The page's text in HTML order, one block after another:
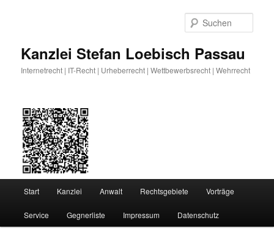
Kanzlei Stefan Loebisch Passau
Internetrecht | IT-Recht | Urheberrecht | Wettbewerbsrecht | Wehrrecht
Start Kanzlei Anwalt Rechtsgebiete Vorträge
Service Gegnerliste Impressum Datenschutz